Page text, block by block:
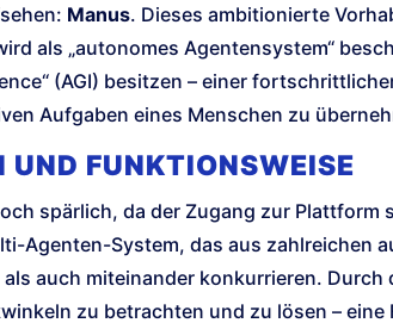
Manus. Dieses ambitionierte
als „autonomes Agentensystem“
(AGI) besitzen – einer
Aufgaben eines Menschen zu
FUNKTIONSWEISE
spärlich, da der Zugang zur
Agenten-System, das aus zahlreichen
auch miteinander konkurrieren. Durch
zu betrachten und zu lösen –